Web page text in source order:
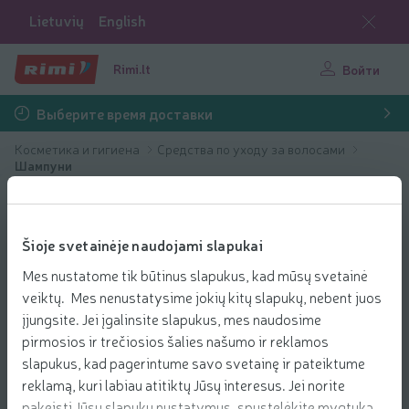
Šioje svetainėje naudojami slapukai
Mes nustatome tik būtinus slapukus, kad mūsų svetainė
veiktų. Mes nenustatysime jokių kitų slapukų, nebent juos
įjungsite. Jei įgalinsite slapukus, mes naudosime
pirmosios ir trečiosios šalies našumo ir reklamos
slapukus, kad pagerintume savo svetainę ir pateiktume
reklamą, kuri labiau atitiktų Jūsų interesus. Jei norite
Lietuvių English
Rimi.lt Войти
Выберите время доставки
Косметика и гигиена
Средства по уходу за волосами
Шампуни